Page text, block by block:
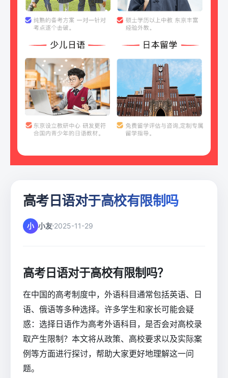
高考日语对于高校有限制吗
小 小友 2025-11-29
高考日语对于高校有限制吗？
在中国的高考制度中，外语科目通常包括英语、日
语、俄语等多种选择。许多学生和家长可能会疑
惑：选择日语作为高考外语科目，是否会对高校录
取产生限制？本文将从政策、高校要求以及实际案
例等方面进行探讨，帮助大家更好地理解这一问
题。